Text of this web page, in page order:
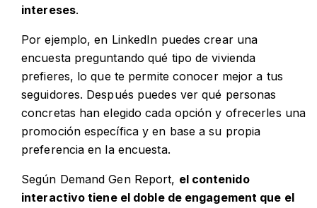
intereses.
Por ejemplo, en LinkedIn puedes crear una
encuesta preguntando qué tipo de vivienda
prefieres, lo que te permite conocer mejor a tus
seguidores. Después puedes ver qué personas
concretas han elegido cada opción y ofrecerles una
promoción específica y en base a su propia
preferencia en la encuesta.
Según Demand Gen Report, el contenido
interactivo tiene el doble de engagement que el